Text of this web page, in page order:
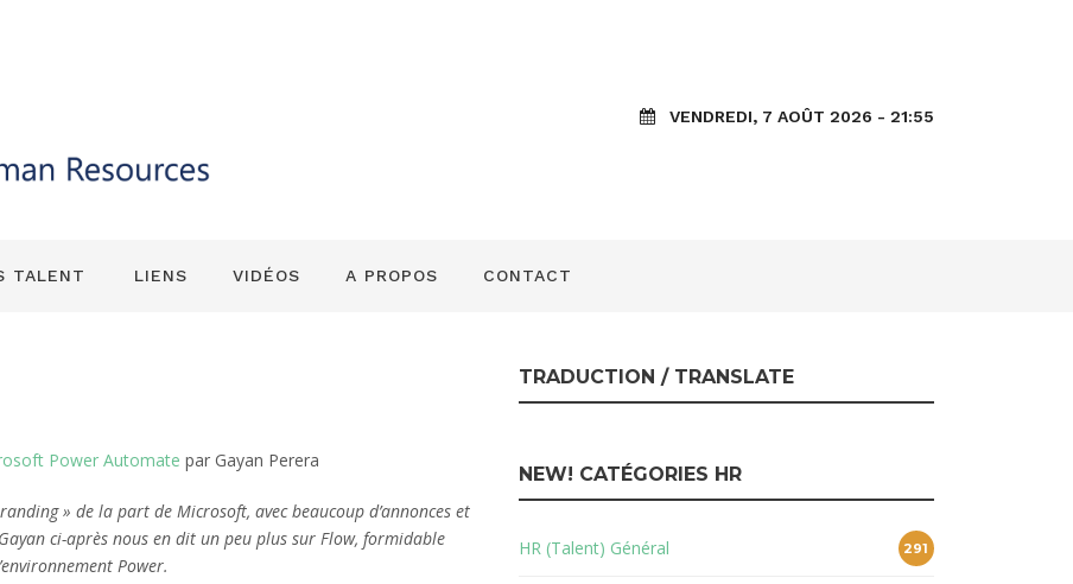
VENDREDI, 7 AOÛT 2026 - 21:55
TALENT LIENS VIDÉOS A PROPOS CONTACT
devient un composant de la
Power Automate
Power Automate par Gayan Perera
» de la part de Microsoft, avec beaucoup d’annonces et
ci-après nous en dit un peu plus sur Flow, formidable
Power.
TRADUCTION / TRANSLATE
NEW! CATÉGORIES HR
HR (Talent) Général 291